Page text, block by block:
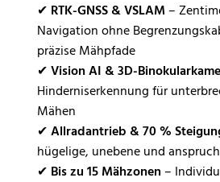
✔ RTK-GNSS & VSLAM–
Navigation ohne
präzise Mähpfade
✔Vision AI & 3D-
Hinderniserkennung für
Mähen
✔Allradantrieb & 70 %
hügelige, unebene und
✔ Bis zu 15 Mähzonen –